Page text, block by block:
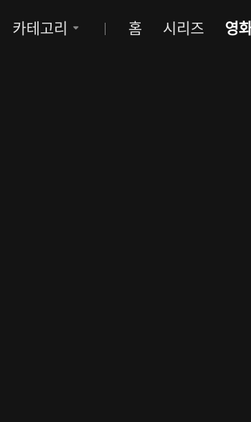
카테고리 홈 시리즈 영